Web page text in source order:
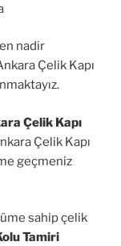
nadir
Çelik Kapı
Çelik Kapı
Çelik Kapı
geçmeniz
sahip çelik
Tamiri